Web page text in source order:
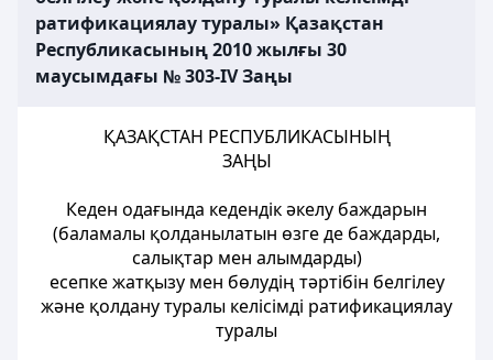
ратификациялау туралы» Қазақстан
Республикасының 2010 жылғы 30
маусымдағы № 303-IV Заңы
ҚАЗАҚСТАН РЕСПУБЛИКАСЫНЫҢ
ЗАҢЫ
Кеден одағында кедендік әкелу баждарын
(баламалы қолданылатын өзге де баждарды,
салықтар мен алымдарды)
есепке жатқызу мен бөлудің тәртібін белгілеу
және қолдану туралы келісімді ратификациялау
туралы